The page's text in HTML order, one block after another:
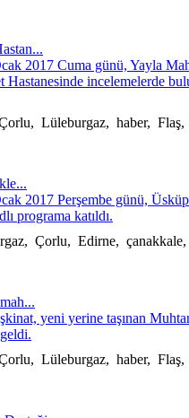
2017 Cuma günü, Yayla
incelemelerde
Lüleburgaz, haber,
2017 Perşembe günü,
programa katıldı.
Çorlu, Edirne,
yeni yerine taşınan
Lüleburgaz, haber,